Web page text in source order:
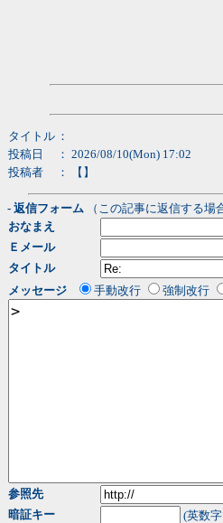
タイトル ：
投稿日
： 2026/08/10(Mon) 17:02
投稿者
： 【】
- 返信フォーム （この記事に返信する
おなまえ
Ｅメール
タイトル
メッセージ
手動改行 強制改行
参照先
暗証キー
(英数